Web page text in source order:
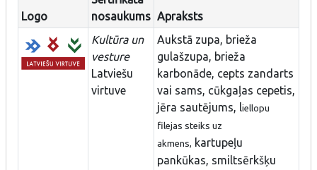
Logo
nosaukums Apraksts
Kultūra un
vesture
Latviešu
virtuve
Aukstā zupa, brieža
gulašzupa, brieža
karbonāde, cepts zandarts
vai sams, cūkgaļas cepetis,
jēra sautējums, liellopu
filejas steiks uz
akmens, kartupeļu
pankūkas, smiltsērkšķu